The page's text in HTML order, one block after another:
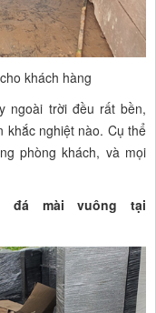
khách hàng
ngoài trời đều rất bền,
khắc nghiệt nào. Cụ thể
phòng khách, và mọi
đá mài vuông tại